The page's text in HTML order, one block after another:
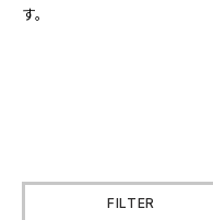
す。
FILTER